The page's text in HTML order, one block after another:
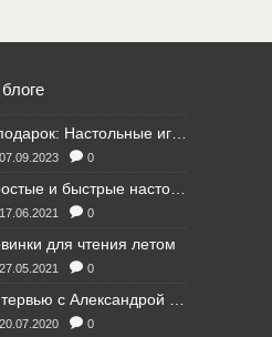
07.09.2023 0
17.06.2021 0
для чтения летом
27.05.2021 0
20.07.2020 0